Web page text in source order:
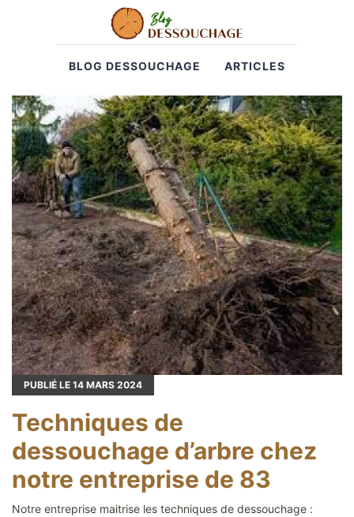
BLOG DESSOUCHAGE ARTICLES
PUBLIÉ LE 14 MARS 2024
Techniques de
dessouchage d’arbre chez
notre entreprise de 83
Notre entreprise maitrise les techniques de dessouchage :